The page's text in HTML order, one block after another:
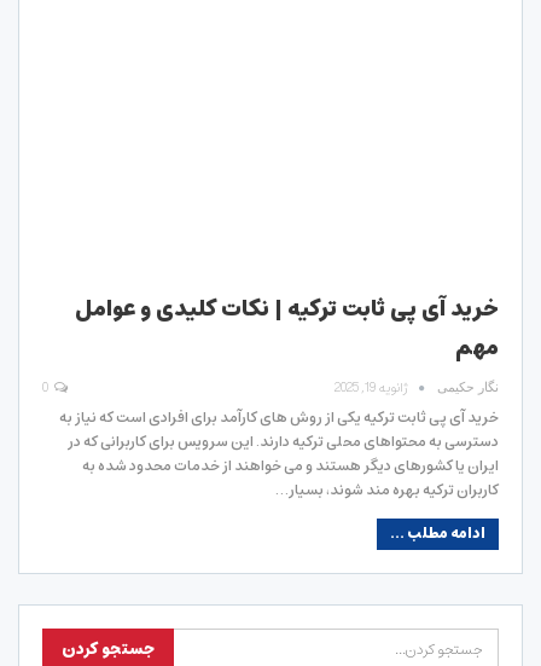
خرید آی پی ثابت ترکیه | نکات کلیدی و عوامل
مهم
نگار حکیمی ژانویه 19, 2025
خرید آی پی ثابت ترکیه یکی از روش های کارآمد برای افرادی است که نیاز به
دسترسی به محتواهای محلی ترکیه دارند. این سرویس برای کاربرانی که در
ایران یا کشورهای دیگر هستند و می خواهند از خدمات محدود شده به
کاربران ترکیه بهره مند شوند، بسیار…
ادامه مطلب ...